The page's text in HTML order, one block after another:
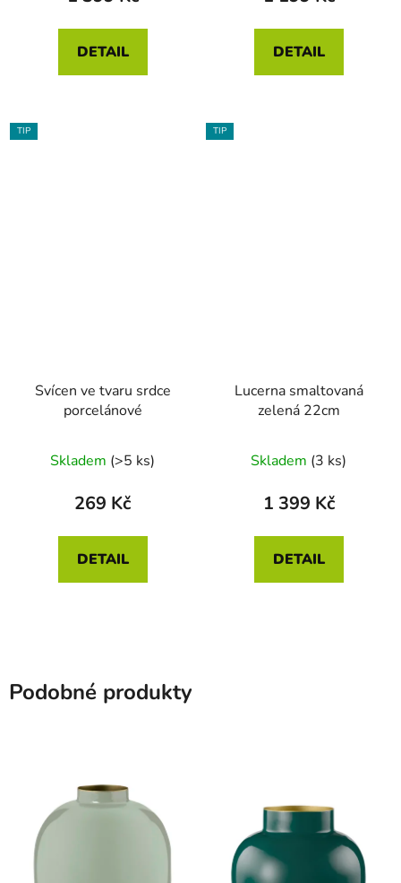
DETAIL DETAIL
TIP
Svícen ve tvaru srdce
porcelánové
Skladem (>5 ks)
269 Kč
DETAIL
TIP
Lucerna smaltovaná
zelená 22cm
Skladem (3 ks)
1 399 Kč
DETAIL
Podobné produkty